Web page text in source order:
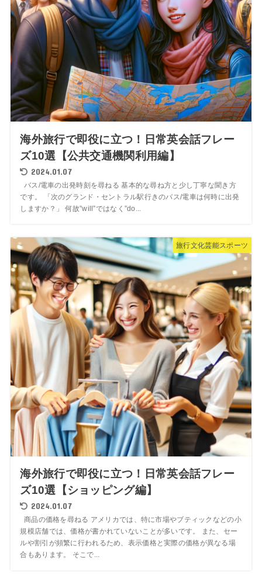
海外旅行で即役に立つ！日常英会話フレー
ズ10選【公共交通機関利用編】
2024.01.07
バス/電車の出発時刻を尋ねる 基本的な尋ね方と少し丁寧な聞き方
です。 「次のグランド・セントラル駅行きのバス/電車は何時に出発
しますか？」 何故”will”ではなく”do...
旅行文化芸能スポーツ
海外旅行で即役に立つ！日常英会話フレー
ズ10選【ショッピング編】
2024.01.07
商品の価格を尋ねる アメリカでは、特に市場やブティックなどの小
規模店舗では、価格が書かれていないことが多いです。 また、セー
ルや割引が頻繁に行われるため、表示価格と実際の価格が異なる場
合もあります。 そこで...